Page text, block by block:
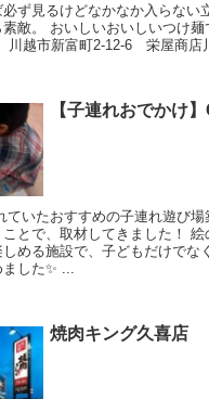
ず見るけどなかなか入らない
敵。 おいしいおいしいつけ麺
越市新富町2-12-6 栄屋商店
【子連れおでかけ
ていたおすすめの子連れ遊び場
とで、取材してきました！ 絵
める施設で、子どもだけでな
した✨ ...
焼肉キング久喜店